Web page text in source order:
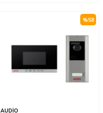
%58
AUDİO